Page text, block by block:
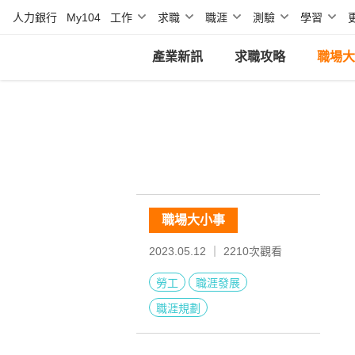
人力銀行 My104 工作 求職 職涯 測驗 學習
產業新訊 求職攻略 職場
職場大小事
2023.05.12 ｜ 2210次觀看
勞工
職涯發展
職涯規劃